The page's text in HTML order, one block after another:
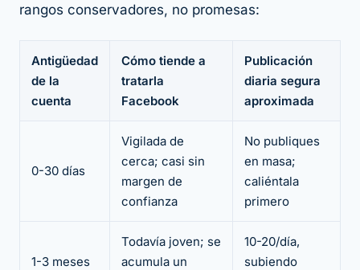
rangos conservadores, no promesas:
Antigüedad
de la
cuenta
Cómo tiende a
tratarla
Facebook
Publicación
diaria segura
aproximada
0-30 días
Vigilada de
cerca; casi sin
margen de
confianza
No publiques
en masa;
caliéntala
primero
1-3 meses
Todavía joven; se
acumula un
10-20/día,
subiendo